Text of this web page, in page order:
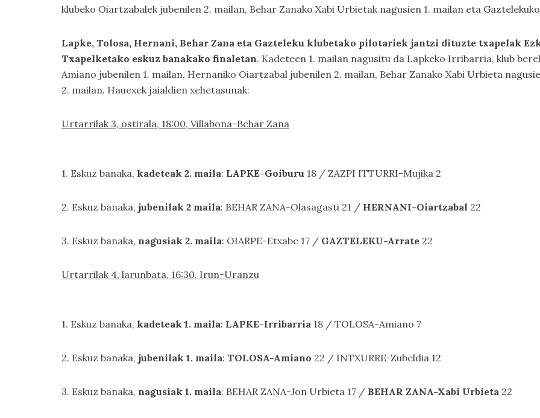
klubeko Oiartzabalek jubenilen 2. mailan, Behar Zanako Xabi Urbietak nagusien 1. mailan eta
Lapke, Tolosa, Hernani, Behar Zana eta Gazteleku klubetako pilotariek jantzi dituzte txapelak
Txapelketako eskuz banakako finaletan. Kadeteen 1. mailan nagusitu da Lapkeko Irribarria, klub
Amiano jubenilen 1. mailan, Hernaniko Oiartzabal jubenilen 2. mailan, Behar Zanako Xabi Urbieta
2. mailan. Hauexek jaialdien xehetasunak:
Urtarrilak 3, ostirala, 18:00, Villabona-Behar Zana
1. Eskuz banaka, kadeteak 2. maila: LAPKE-Goiburu 18 / ZAZPI ITTURRI-Mujika 2
2. Eskuz banaka, jubenilak 2 maila: BEHAR ZANA-Olasagasti 21 / HERNANI-Oiartzabal 22
3. Eskuz banaka, nagusiak 2. maila: OIARPE-Etxabe 17 / GAZTELEKU-Arrate 22
Urtarrilak 4, larunbata, 16:30, Irun-Uranzu
1. Eskuz banaka, kadeteak 1. maila: LAPKE-Irribarria 18 / TOLOSA-Amiano 7
2. Eskuz banaka, jubenilak 1. maila: TOLOSA-Amiano 22 / INTXURRE-Zubeldia 12
3. Eskuz banaka, nagusiak 1. maila: BEHAR ZANA-Jon Urbieta 17 / BEHAR ZANA-Xabi Urbieta 22